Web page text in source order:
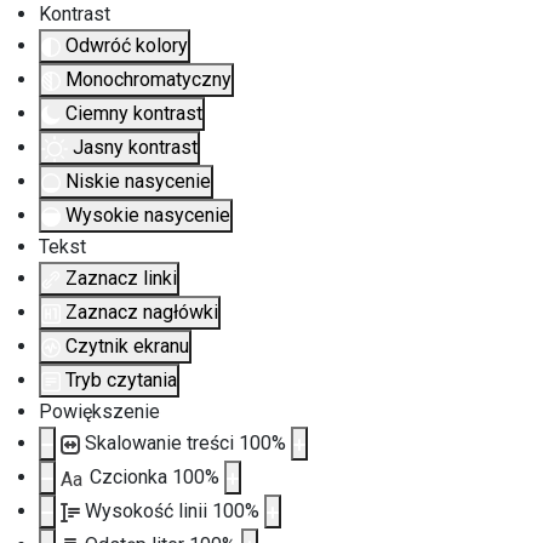
Kontrast
Odwróć kolory
Monochromatyczny
Ciemny kontrast
Jasny kontrast
Niskie nasycenie
Wysokie nasycenie
Tekst
Zaznacz linki
Zaznacz nagłówki
Czytnik ekranu
Tryb czytania
Powiększenie
Skalowanie treści 100%
Aa Czcionka 100%
Wysokość linii 100%